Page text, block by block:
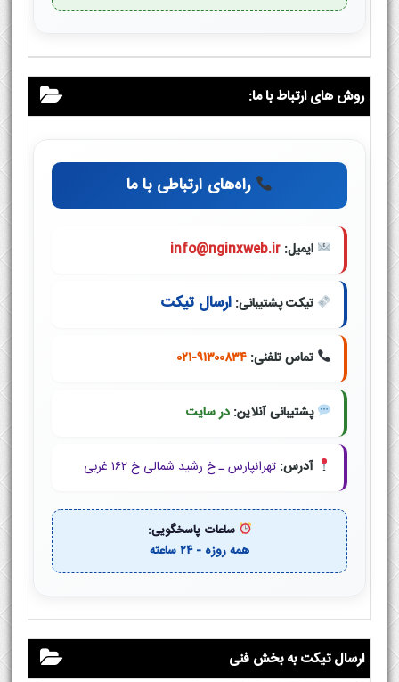
روش های ارتباط با ما:
راه‌های ارتباطی با ما
ایمیل: info@nginxweb.ir
تیکت پشتیبانی: ارسال تیکت
تماس تلفنی: ۰۲۱-۹۱۳۰۰۸۳۴
پشتیبانی آنلاین: در سایت
آدرس: تهرانپارس ـ خ رشید شمالی خ ۱۶۲ غربی
ساعات پاسخگویی:
همه روزه - ۲۴ ساعته
ارسال تیکت به بخش فنی